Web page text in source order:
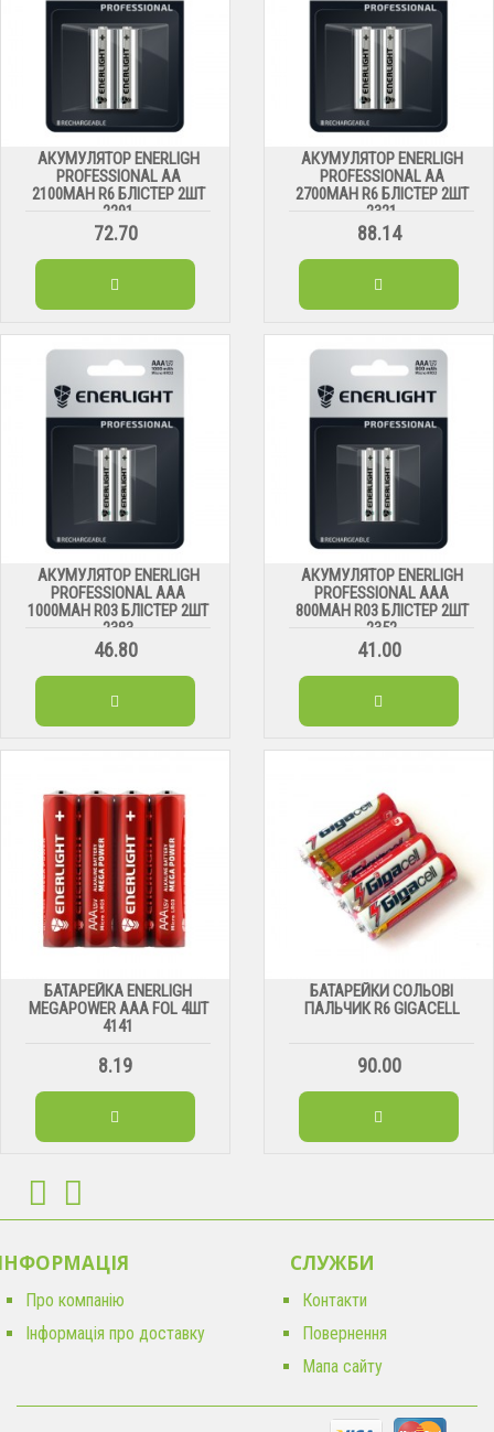
АКУМУЛЯТОР ENERLIGH
PROFESSIONAL AA
2100MAH R6 БЛІСТЕР 2ШТ
2291
72.70
АКУМУЛЯТОР ENERLIGH
PROFESSIONAL AA
2700MAH R6 БЛІСТЕР 2ШТ
2321
88.14
АКУМУЛЯТОР ENERLIGH
PROFESSIONAL AAA
1000MAH R03 БЛІСТЕР 2ШТ
2383
46.80
АКУМУЛЯТОР ENERLIGH
PROFESSIONAL AAA
800MAH R03 БЛІСТЕР 2ШТ
2352
41.00
БАТАРЕЙКА ENERLIGH
MEGAPOWER ААА FOL 4ШТ
4141
8.19
БАТАРЕЙКИ СОЛЬОВІ
ПАЛЬЧИК R6 GIGACELL
90.00
Про компанію
Інформація про доставку
CЛУЖБИ
Контакти
Повернення
Мапа сайту